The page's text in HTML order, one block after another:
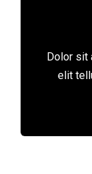
Dolor sit
elit